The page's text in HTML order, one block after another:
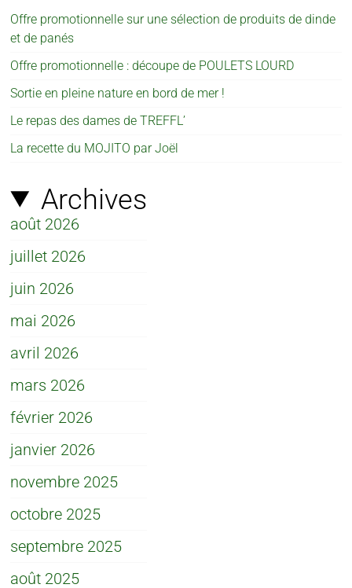
Offre promotionnelle sur une sélection de produits de dinde
et de panés
Offre promotionnelle : découpe de POULETS LOURD
Sortie en pleine nature en bord de mer !
Le repas des dames de TREFFL’
La recette du MOJITO par Joël
Archives
août 2026
juillet 2026
juin 2026
mai 2026
avril 2026
mars 2026
février 2026
janvier 2026
novembre 2025
octobre 2025
septembre 2025
août 2025